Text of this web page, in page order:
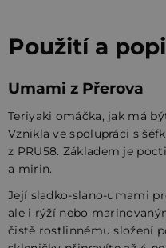
Použití a
Umami z Přerova
Teriyaki omáčka, jak má
Vznikla ve spolupráci s
z PRU58. Základem je
a mirin.
Její sladko-slano-umami
ale i rýží nebo
čistě rostlinnému složení